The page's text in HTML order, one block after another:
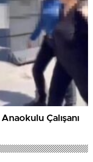
Çalışanı